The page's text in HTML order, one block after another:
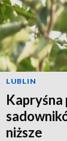
LUBLIN
Kapryśna
niższe